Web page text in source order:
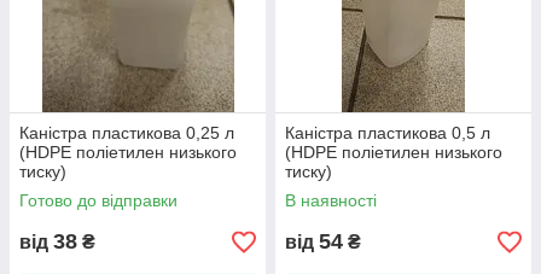
Каністра пластикова 0,25 л
(HDPE поліетилен низького
тиску)
Готово до відправки
від 38 ₴
Каністра пластикова 0,5 л
(HDPE поліетилен низького
тиску)
В наявності
від 54 ₴